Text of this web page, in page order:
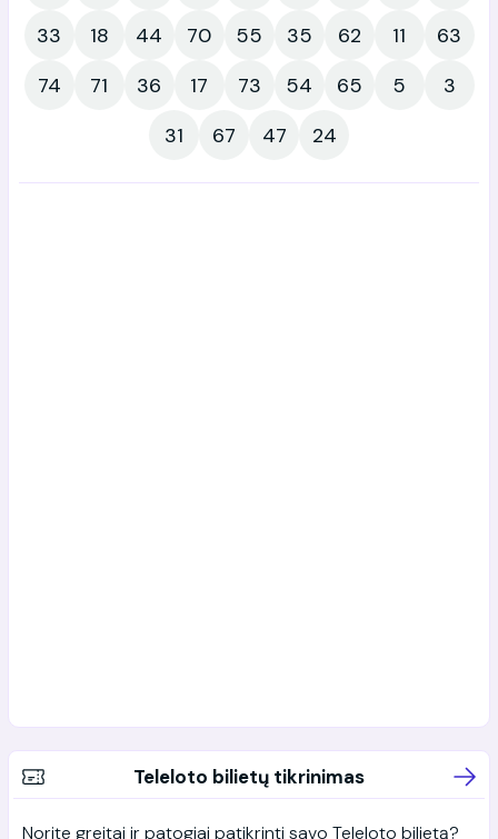
33
18 44 70 55 35 62 11
63
74
71 36 17 73 54 65 5
3
31
67 47 24
Teleloto bilietų tikrinimas
Norite greitai ir patogiai patikrinti savo Teleloto bilietą?